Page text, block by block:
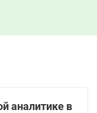
аналитике в